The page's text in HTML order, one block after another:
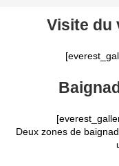
Visite du
Deux zones de